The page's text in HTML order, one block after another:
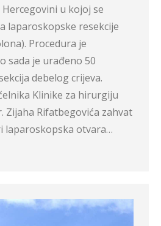
u kojoj se
laparoskopske resekcije
Procedura je
sada je urađeno 50
debelog crijeva.
Klinike za hirurgiju
Zijaha Rifatbegovića zahvat
laparoskopska otvara…